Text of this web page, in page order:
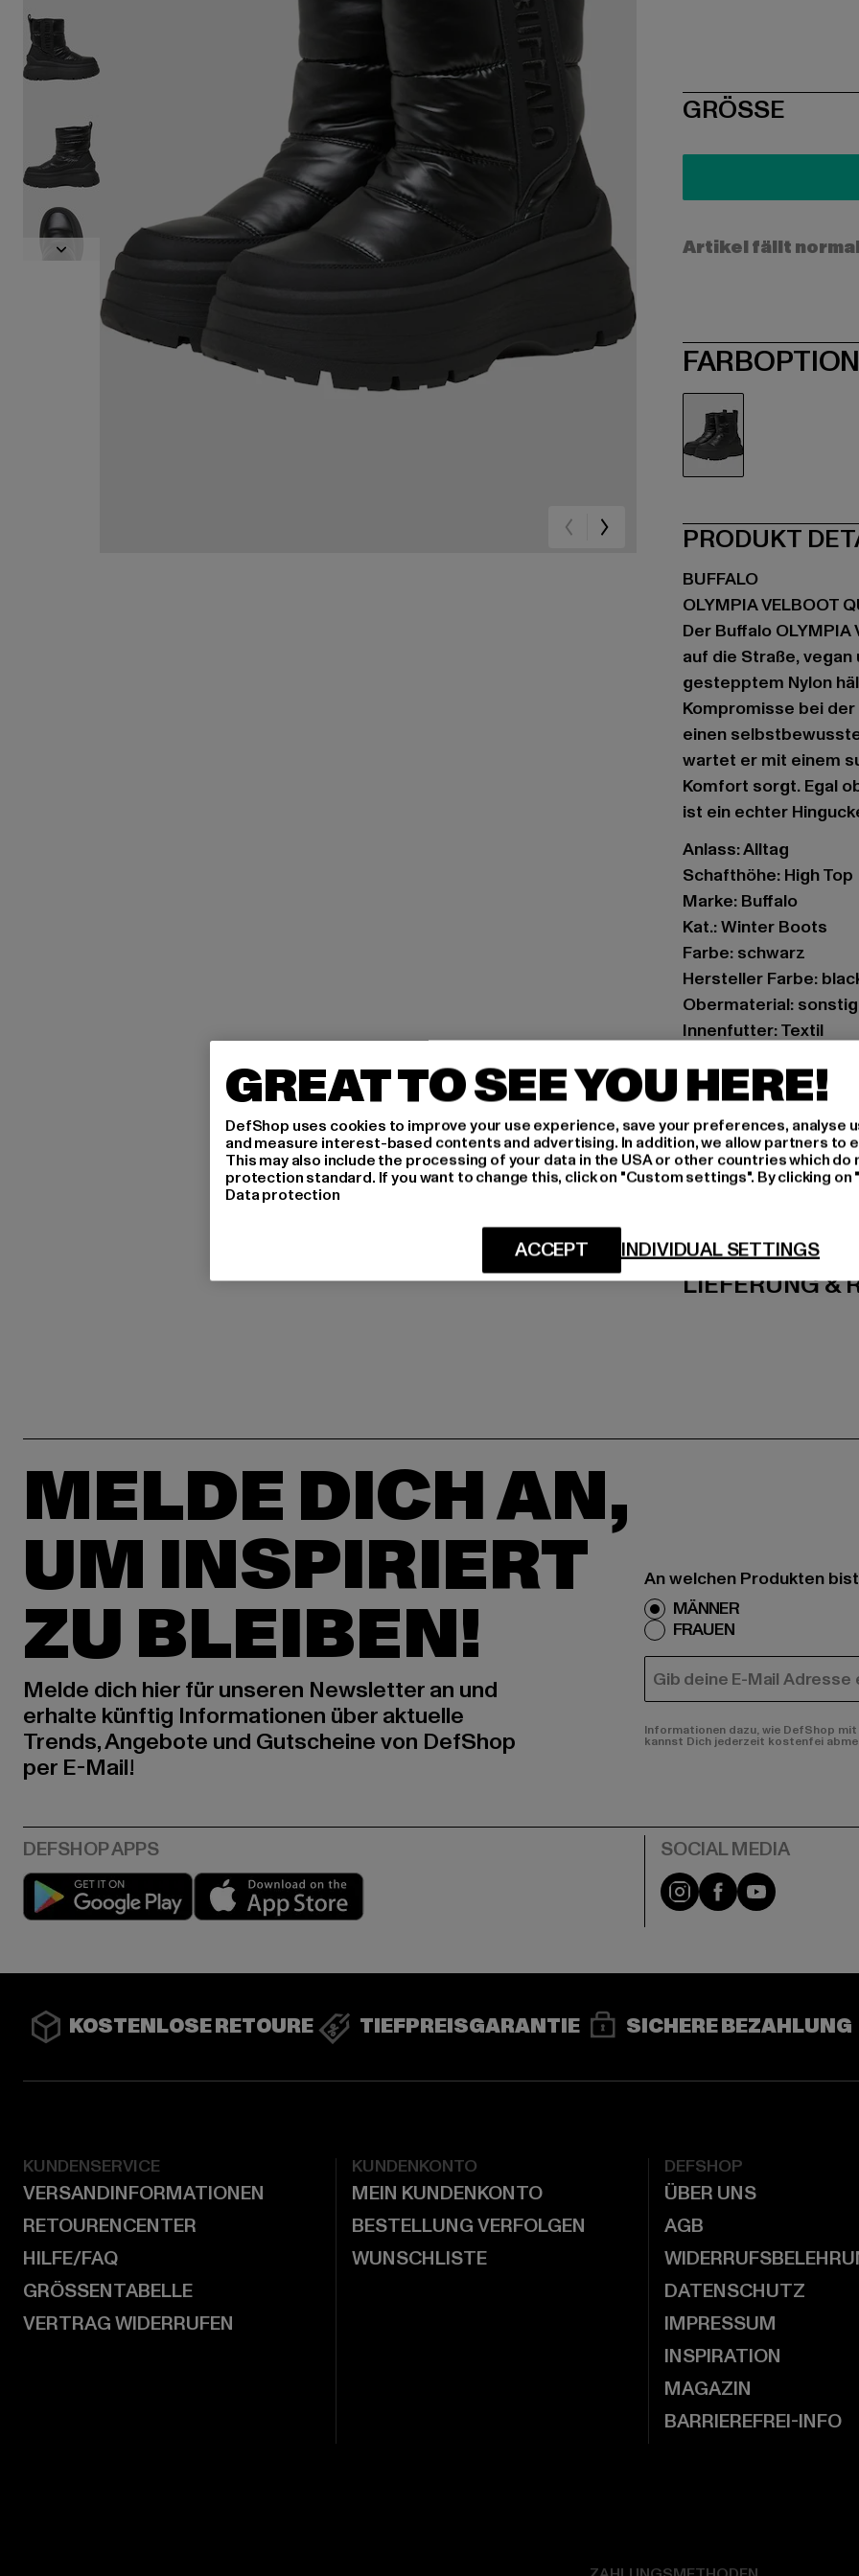
SIZE
GRÖSSE
Artikel fällt
PRODUKT
BUFFALO
OLYMPIA VELBOOT
Der Buffalo
auf die Straße,
gestepptem Nylon
Kompromisse bei
einen
wartet er mit einem
Komfort sorgt. Egal
ist ein echter
Anlass: Alltag
Schafthöhe: High Top
Marke: Buffalo
Kat.: Winter Boots
Farbe: schwarz
Hersteller Farbe:
Obermaterial:
Innenfutter: Textil
Hersteller: Buffalo
Schanzenstraße 41 |
LIEFERUNG &
MELDE DICH AN,
UM INSPIRIERT
ZU BLEIBEN!
Melde dich hier für unseren Newsletter an und
erhalte künftig Informationen über aktuelle
Trends, Angebote und Gutscheine von DefShop
per E-Mail!
An welchen Produkten
MÄNNER
FRAUEN
E-MAIL
Informationen dazu, wie DefShop
kannst Dich jederzeit kostenfei
Play market Instagram
FacebookYouTube
KOSTENLOSE RETOURE TIEFPREISGARANTIE SICHERE BEZAHLUNG
KUNDENSERVICE
VERSANDINFORMATIONEN
RETOURENCENTER
HILFE/FAQ
GRÖSSENTABELLE
VERTRAG WIDERRUFEN
KUNDENKONTO
MEIN KUNDENKONTO
BESTELLUNG VERFOLGEN
WUNSCHLISTE
DEFSHOP
ÜBER UNS
AGB
DATENSCHUTZ
IMPRESSUM
INSPIRATION
MAGAZIN
BARRIEREFREI-INFO
GREAT TO SEE YOU HERE!
DefShop uses cookies to improve your use experience, save your preferences, analyse
and measure interest-based contents and advertising. In addition, we allow partners to
This may also include the processing of your data in the USA or other countries which do
protection standard. If you want to change this, click on "Custom settings". By clicking
Data protection
INDIVIDUAL SETTINGS
ACCEPT